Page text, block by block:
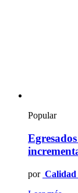
Popular
por Calidad